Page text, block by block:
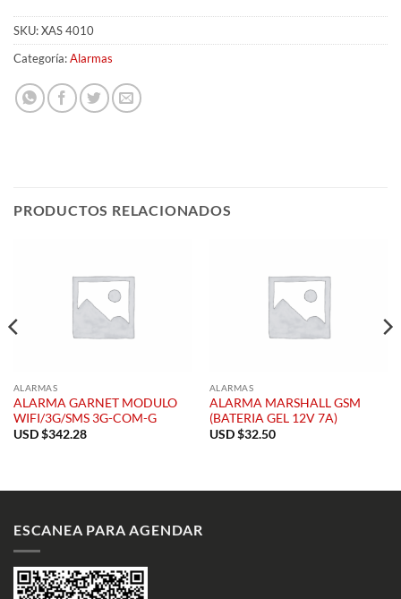
SKU:XAS 4010
Categoría:Alarmas
PRODUCTOS RELACIONADOS
ALARMAS
ALARMA GARNET MODULO
WIFI/3G/SMS 3G-COM-G
USD $342.28
ALARMAS
ALARMA MARSHALL GSM
(BATERIA GEL 12V 7A)
USD $32.50
ESCANEA PARA AGENDAR